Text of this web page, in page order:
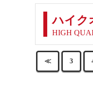
ハイク
HIGH
≪ 3